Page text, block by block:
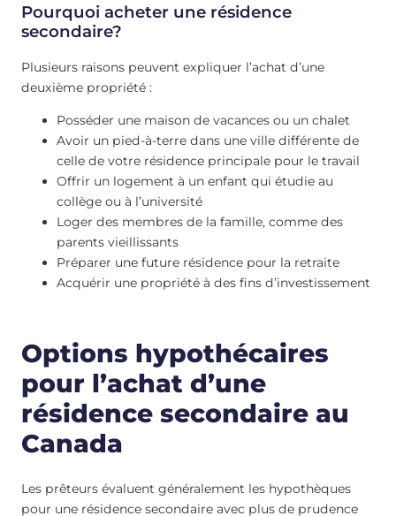
Pourquoi acheter une résidence
secondaire?
Plusieurs raisons peuvent expliquer l’achat d’une
deuxième propriété :
Posséder une maison de vacances ou un chalet
Avoir un pied-à-terre dans une ville différente de
celle de votre résidence principale pour le travail
Offrir un logement à un enfant qui étudie au
collège ou à l’université
Loger des membres de la famille, comme des
parents vieillissants
Préparer une future résidence pour la retraite
Acquérir une propriété à des fins d’investissement
Options hypothécaires
pour l’achat d’une
résidence secondaire au
Canada
Les prêteurs évaluent généralement les hypothèques
pour une résidence secondaire avec plus de prudence